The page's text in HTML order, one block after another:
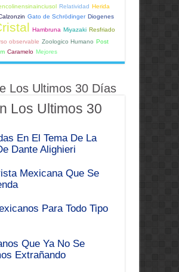
Relatividad Herida
Gato de Schrödinger Diogenes
Hambruna Miyazaki Resfriado
observable Zoologico Humano Post
Caramelo Mejores
Los Ultimos 30 Días
Los Ultimos 30
En El Tema De La
Dante Alighieri
Mexicana Que Se
Para Todo Tipo
Que Ya No Se
Extrañando